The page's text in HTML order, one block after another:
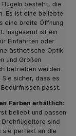
besteht, die
Es ist eine beliebte
eine breite Öffnung
Insgesamt ist ein
Einfahrten oder
ästhetische Optik
und Größen
betrieben werden.
sicher, dass es
passt.
Farben erhältlich:
beliebt und passen
sind
sie perfekt an die